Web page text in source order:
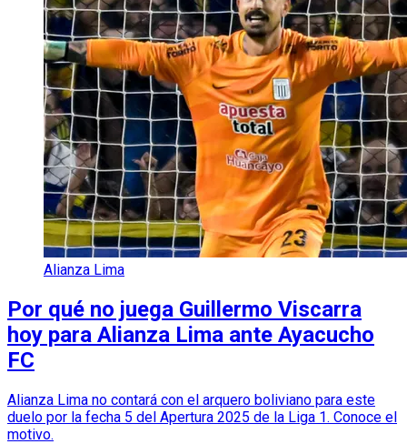
Alianza Lima
Por qué no juega Guillermo Viscarra
hoy para Alianza Lima ante Ayacucho
FC
Alianza Lima no contará con el arquero boliviano para este
duelo por la fecha 5 del Apertura 2025 de la Liga 1. Conoce el
motivo.